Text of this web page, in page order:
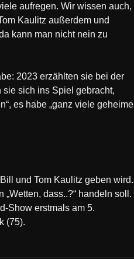
aufregen. Wir wissen auch,
Kaulitz außerdem und
kann man nicht nein zu
2023 erzählten sie bei der
sie sich ins Spiel gebracht,
es habe „ganz viele geheime
und Tom Kaulitz geben wird.
dass..?“ handeln soll.
Show erstmals am 5.
(75).